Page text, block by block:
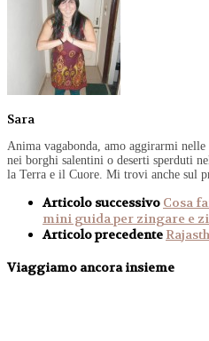
Sara
Anima vagabonda, amo aggirarmi
nei borghi salentini o deserti sperduti
la Terra e il Cuore. Mi trovi anche sul
Articolo successivo Cosa
mini guida per zingare e
Articolo precedente
Viaggiamo ancora insieme